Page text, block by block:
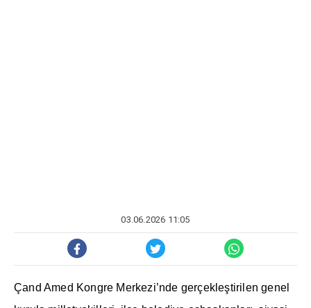
03.06.2026 11:05
Çand Amed Kongre Merkezi’nde gerçekleştirilen genel